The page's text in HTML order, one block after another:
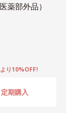
薬部外品）
定期購入
り10%OFF!